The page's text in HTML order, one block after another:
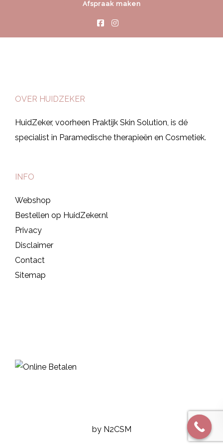
Afspraak maken
OVER HUIDZEKER
HuidZeker, voorheen Praktijk Skin Solution, is dé
specialist in Paramedische therapieën en Cosmetiek.
INFO
Webshop
Bestellen op HuidZeker.nl
Privacy
Disclaimer
Contact
Sitemap
by N2CSM